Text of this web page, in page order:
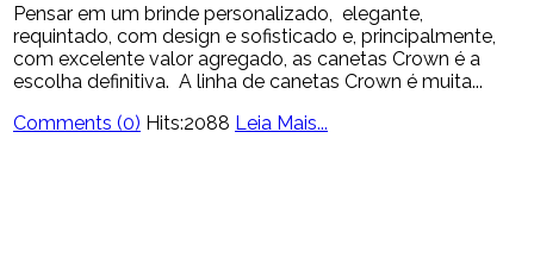
Pensar em um brinde personalizado, elegante,
requintado, com design e sofisticado e, principalmente,
com excelente valor agregado, as canetas Crown é a
escolha definitiva. A linha de canetas Crown é muita...
Comments (0) Hits:2088 Leia Mais...